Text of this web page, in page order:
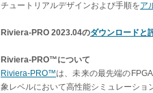
チュートリアルデザインおよび手順をア
Riviera-PRO 2023.04のダウンロードと
Riviera-PRO™について
Riviera-PRO™は、未来の最先端の
象レベルにおいて高性能シミュレーショ